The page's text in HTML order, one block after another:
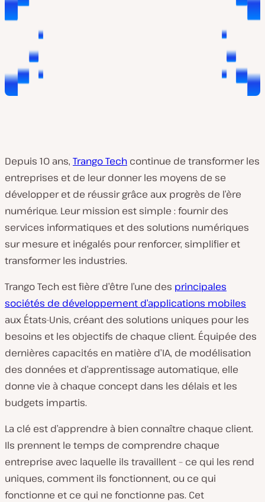
Depuis 10 ans, Trango Tech continue de transformer les
entreprises et de leur donner les moyens de se
développer et de réussir grâce aux progrès de l’ère
numérique. Leur mission est simple : fournir des
services informatiques et des solutions numériques
sur mesure et inégalés pour renforcer, simplifier et
transformer les industries.
Trango Tech est fière d’être l’une des principales
sociétés de développement d’applications mobiles
aux États-Unis, créant des solutions uniques pour les
besoins et les objectifs de chaque client. Équipée des
dernières capacités en matière d’IA, de modélisation
des données et d’apprentissage automatique, elle
donne vie à chaque concept dans les délais et les
budgets impartis.
La clé est d’apprendre à bien connaître chaque client.
Ils prennent le temps de comprendre chaque
entreprise avec laquelle ils travaillent – ce qui les rend
uniques, comment ils fonctionnent, ou ce qui
fonctionne et ce qui ne fonctionne pas. Cet